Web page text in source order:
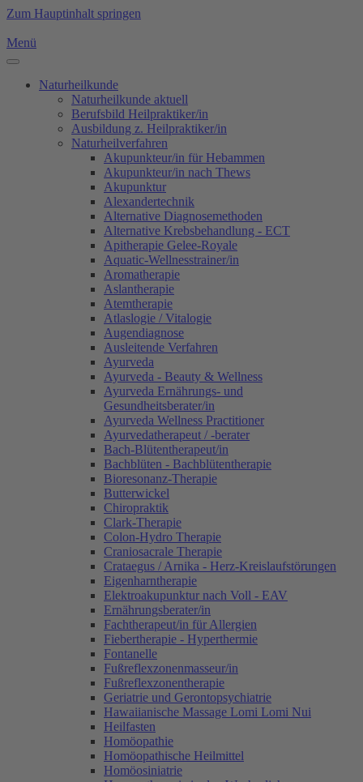
Zum Hauptinhalt springen
Menü
Naturheilkunde
Naturheilkunde aktuell
Berufsbild Heilpraktiker/in
Ausbildung z. Heilpraktiker/in
Naturheilverfahren
Akupunkteur/in für Hebammen
Akupunkteur/in nach Thews
Akupunktur
Alexandertechnik
Alternative Diagnosemethoden
Alternative Krebsbehandlung - ECT
Apitherapie Gelee-Royale
Aquatic-Wellnesstrainer/in
Aromatherapie
Aslantherapie
Atemtherapie
Atlaslogie / Vitalogie
Augendiagnose
Ausleitende Verfahren
Ayurveda
Ayurveda - Beauty & Wellness
Ayurveda Ernährungs- und
Gesundheitsberater/in
Ayurveda Wellness Practitioner
Ayurvedatherapeut / -berater
Bach-Blütentherapeut/in
Bachblüten - Bachblütentherapie
Bioresonanz-Therapie
Butterwickel
Chiropraktik
Clark-Therapie
Colon-Hydro Therapie
Craniosacrale Therapie
Crataegus / Arnika - Herz-Kreislaufstörungen
Eigenharntherapie
Elektroakupunktur nach Voll - EAV
Ernährungsberater/in
Fachtherapeut/in für Allergien
Fiebertherapie - Hyperthermie
Fontanelle
Fußreflexzonenmasseur/in
Fußreflexzonentherapie
Geriatrie und Gerontopsychiatrie
Hawaiianische Massage Lomi Lomi Nui
Heilfasten
Homöopathie
Homöopathische Heilmittel
Homöosiniatrie